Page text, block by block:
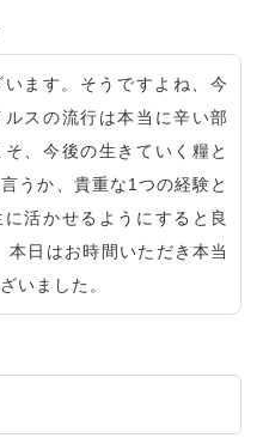
ます。そうですよね、今
スの流行は本当に辛い部
、今後の生きていく糧と
うか、貴重な1つの経験と
に活かせるようにすると良
日はお時間いただき本当
いました。